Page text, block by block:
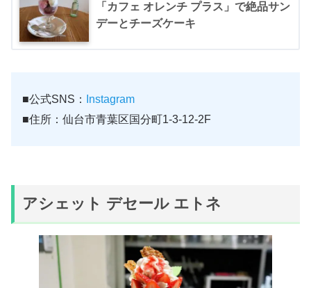
「カフェ オレンチ プラス」で絶品サン
デーとチーズケーキ
■公式SNS：
Instagram
■住所：仙台市青葉区国分町1-3-12-2F
アシェット デセール エトネ